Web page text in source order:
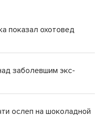
показал охотовед
заболевшим экс-
ослеп на шоколадной